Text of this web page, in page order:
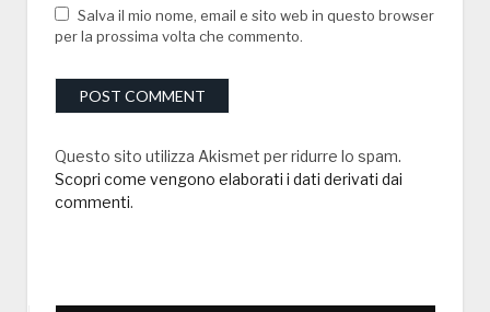
Salva il mio nome, email e sito web in questo browser
per la prossima volta che commento.
Questo sito utilizza Akismet per ridurre lo spam.
Scopri come vengono elaborati i dati derivati dai
commenti.